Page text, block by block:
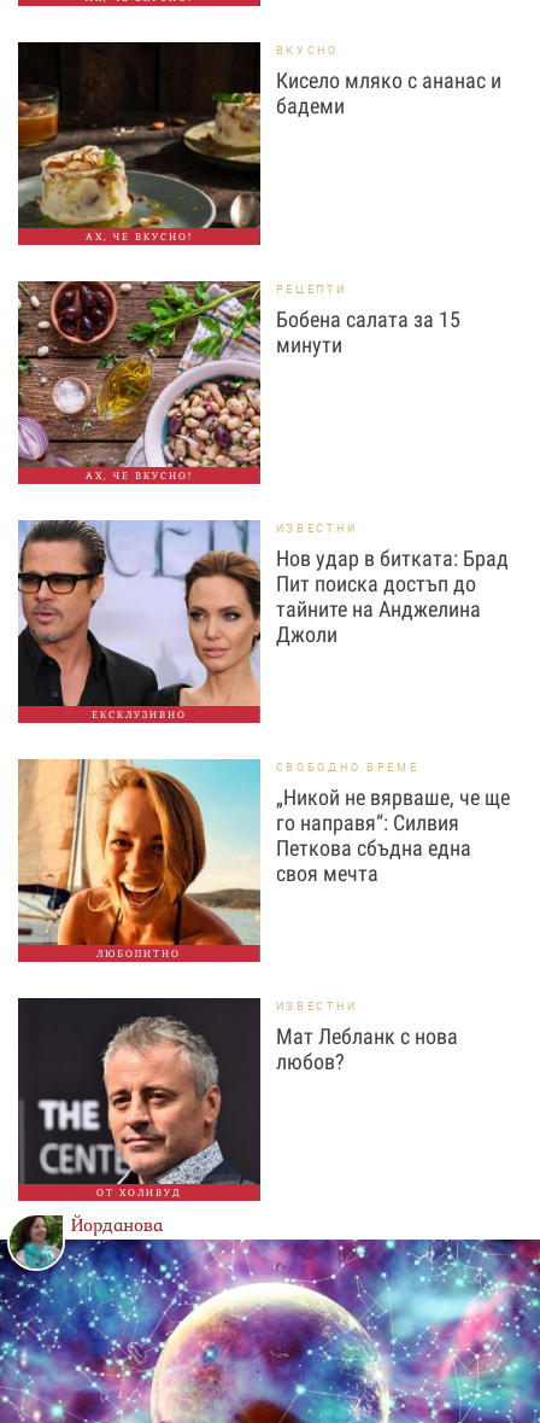
АХ, ЧЕ ВКУСНО!
ВКУСНО
Кисело мляко с ананас и
бадеми
АХ, ЧЕ ВКУСНО!
РЕЦЕПТИ
Бобена салата за 15
минути
ЕКСКЛУЗИВНО
ИЗВЕСТНИ
Нов удар в битката: Брад
Пит поиска достъп до
тайните на Анджелина
Джоли
ЛЮБОПИТНО
СВОБОДНО ВРЕМЕ
„Никой не вярваше, че ще
го направя“: Силвия
Петкова сбъдна една
своя мечта
ОТ ХОЛИВУД
ИЗВЕСТНИ
Мат Лебланк с нова
любов?
Йорданова